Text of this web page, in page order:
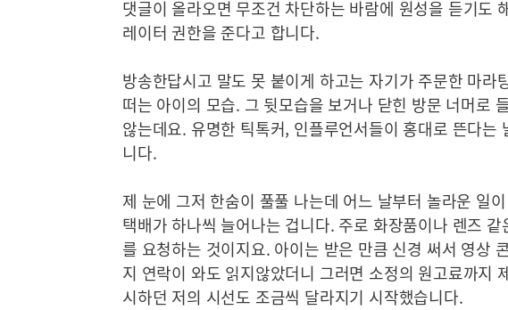
댓글이 올라오면 무조건 차단하는 바람에 원성을 듣기도
레이터 권한을 준다고 합니다.
방송한답시고 말도 못 붙이게 하고는 자기가 주문한 마라
떠는 아이의 모습. 그 뒷모습을 보거나 닫힌 방문 너머로
않는데요. 유명한 틱톡커, 인플루언서들이 홍대로 뜬다는
니다.
제 눈에 그저 한숨이 풀풀 나는데 어느 날부터 놀라운 일
택배가 하나씩 늘어나는 겁니다. 주로 화장품이나 렌즈
를 요청하는 것이지요. 아이는 받은 만큼 신경 써서 영상
지 연락이 와도 읽지않았더니 그러면 소정의 원고료까지
시하던 저의 시선도 조금씩 달라지기 시작했습니다.